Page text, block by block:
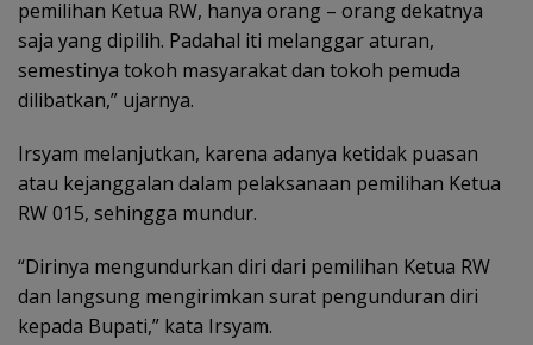
pemilihan Ketua RW, hanya orang – orang dekatnya
saja yang dipilih. Padahal iti melanggar aturan,
semestinya tokoh masyarakat dan tokoh pemuda
dilibatkan,” ujarnya.
Irsyam melanjutkan, karena adanya ketidak puasan
atau kejanggalan dalam pelaksanaan pemilihan Ketua
RW 015, sehingga mundur.
“Dirinya mengundurkan diri dari pemilihan Ketua RW
dan langsung mengirimkan surat pengunduran diri
kepada Bupati,” kata Irsyam.